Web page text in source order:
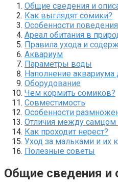
Общие сведения и
Как выглядят сомики?
Особенности поведения
Ареал обитания в
Правила ухода и
Аквариум
Параметры воды
Наполнение
Оборудование
Чем кормить сомиков?
Совместимость
Особенности
Отличия между самцом
Как проходит нерест?
Уход за мальками и их
Полезные советы
Общие сведения и